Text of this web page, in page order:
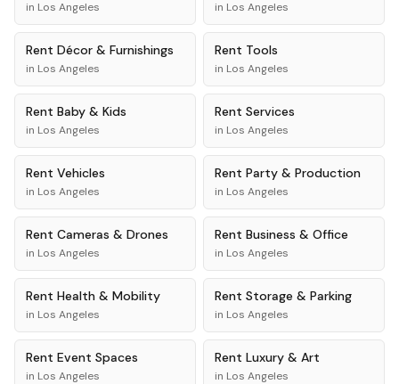
in Los Angeles in Los Angeles
Rent Décor & Furnishings
in Los Angeles
Rent Tools
in Los Angeles
Rent Baby & Kids
in Los Angeles
Rent Services
in Los Angeles
Rent Vehicles
in Los Angeles
Rent Party & Production
in Los Angeles
Rent Cameras & Drones
in Los Angeles
Rent Business & Office
in Los Angeles
Rent Health & Mobility
in Los Angeles
Rent Storage & Parking
in Los Angeles
Rent Event Spaces
in Los Angeles
Rent Luxury & Art
in Los Angeles